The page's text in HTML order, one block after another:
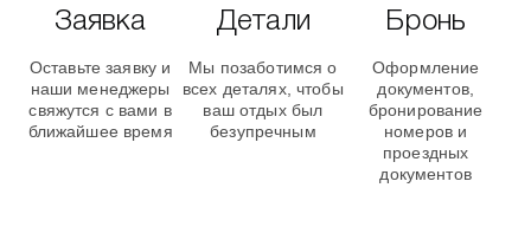
Заявка
Оставьте заявку и
наши менеджеры
свяжутся с вами в
ближайшее время
Детали
Мы позаботимся о
всех деталях, чтобы
ваш отдых был
безупречным
Бронь
Оформление
документов,
бронирование
номеров и
проездных
документов